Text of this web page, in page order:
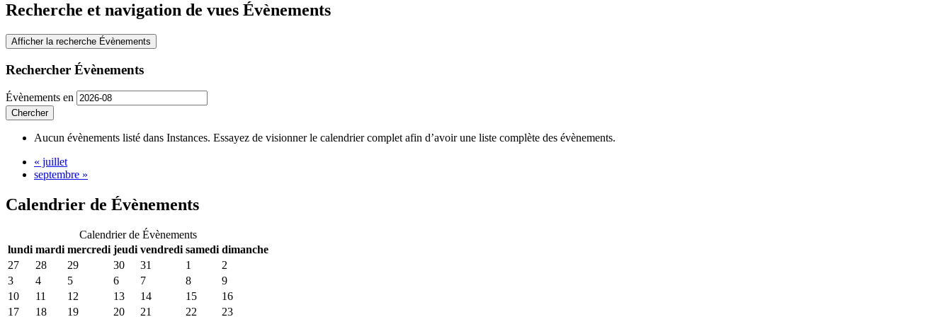
Recherche et navigation de vues Évènements
Afficher la recherche Évènements
Rechercher Évènements
Évènements en
Aucun évènements listé dans Instances. Essayez de visionner le calendrier complet afin d’avoir une liste complète des évènements.
« juillet
septembre »
Calendrier de Évènements
Calendrier de Évènements
lundi mardi mercredi jeudi vendredi samedi dimanche
27
28 29 30 31 1
2
3
4 5 6 7 8
9
10
11 12 13 14 15
16
17
18 19 20 21 22 23